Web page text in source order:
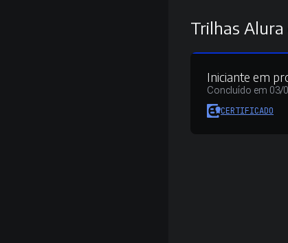
Trilhas
Iniciante em
Concluído em 03/
CERTIFICADO